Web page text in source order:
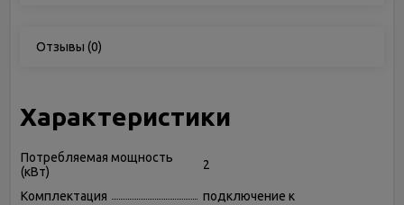
Отзывы (0)
Характеристики
Потребляемая мощность
(кВт)
2
Комплектация
подключение к